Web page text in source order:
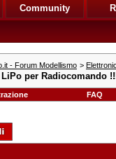
Community
- Forum Modellismo >
LiPo per Radiocomando
FAQ